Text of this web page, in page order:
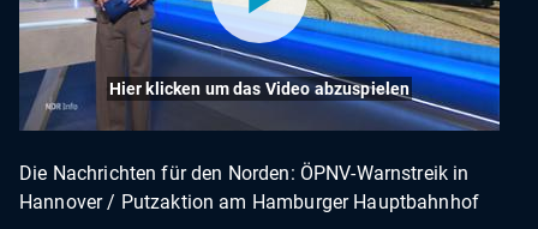
Hier klicken um das Video abzuspielen
Die Nachrichten für den Norden: ÖPNV-Warnstreik in
Hannover / Putzaktion am Hamburger Hauptbahnhof